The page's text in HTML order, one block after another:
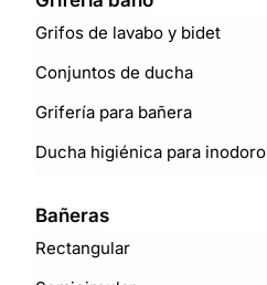
Grifos de lavabo y bidet
Conjuntos de ducha
Grifería para bañera
Ducha higiénica para inodoro
Bañeras
Rectangular